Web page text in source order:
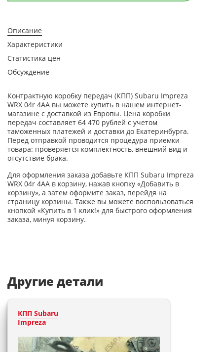
Описание
Характеристики
Статистика цен
Обсуждение
Контрактную коробку передач (КПП) Subaru Impreza
WRX 04r 4AA вы можете купить в нашем интернет-
магазине с доставкой из Европы. Цена коробки
передач составляет 64 470 рублей с учетом
таможенных платежей и доставки до Екатеринбурга.
Перед отправкой проводится процедура приемки
товара: проверяется комплектность, внешний вид и
отсутствие брака.
Для оформления заказа добавьте КПП Subaru Impreza
WRX 04r 4AA в корзину, нажав кнопку «Добавить в
корзину», а затем оформите заказ, перейдя на
страницу корзины. Также вы можете воспользоваться
кнопкой «Купить в 1 клик!» для быстрого оформления
заказа, минуя корзину.
Другие детали
КПП Subaru
Impreza